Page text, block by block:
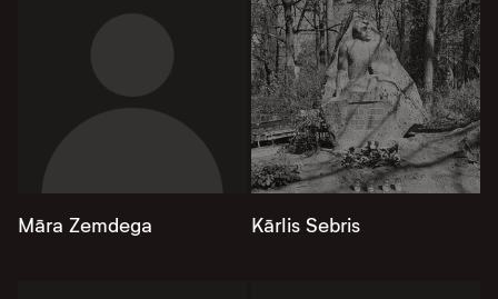
Māra Zemdega Kārlis Sebris